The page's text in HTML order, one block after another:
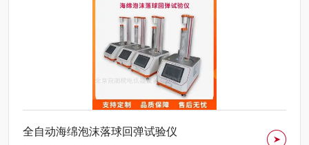
全自动海绵泡沫落球回弹试验仪